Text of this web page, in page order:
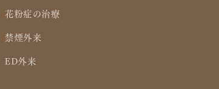
花粉症の治療
禁煙外来
ED外来